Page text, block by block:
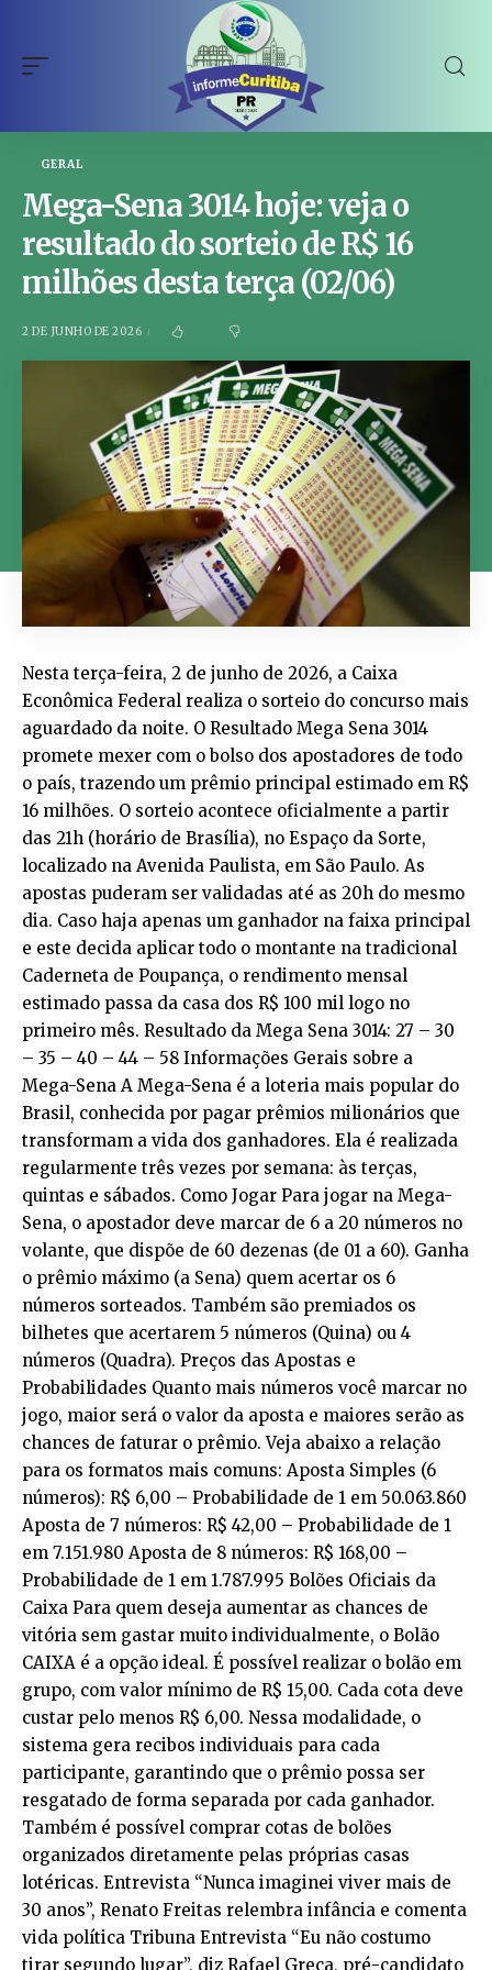
GERAL
Mega-Sena 3014 hoje: veja o
resultado do sorteio de R$ 16
milhões desta terça (02/06)
2 DE JUNHO DE 2026
Nesta terça-feira, 2 de junho de 2026, a Caixa
Econômica Federal realiza o sorteio do concurso mais
aguardado da noite. O Resultado Mega Sena 3014
promete mexer com o bolso dos apostadores de todo
o país, trazendo um prêmio principal estimado em R$
16 milhões. O sorteio acontece oficialmente a partir
das 21h (horário de Brasília), no Espaço da Sorte,
localizado na Avenida Paulista, em São Paulo. As
apostas puderam ser validadas até as 20h do mesmo
dia. Caso haja apenas um ganhador na faixa principal
e este decida aplicar todo o montante na tradicional
Caderneta de Poupança, o rendimento mensal
estimado passa da casa dos R$ 100 mil logo no
primeiro mês. Resultado da Mega Sena 3014: 27 – 30
– 35 – 40 – 44 – 58 Informações Gerais sobre a
Mega-Sena A Mega-Sena é a loteria mais popular do
Brasil, conhecida por pagar prêmios milionários que
transformam a vida dos ganhadores. Ela é realizada
regularmente três vezes por semana: às terças,
quintas e sábados. Como Jogar Para jogar na Mega-
Sena, o apostador deve marcar de 6 a 20 números no
volante, que dispõe de 60 dezenas (de 01 a 60). Ganha
o prêmio máximo (a Sena) quem acertar os 6
números sorteados. Também são premiados os
bilhetes que acertarem 5 números (Quina) ou 4
números (Quadra). Preços das Apostas e
Probabilidades Quanto mais números você marcar no
jogo, maior será o valor da aposta e maiores serão as
chances de faturar o prêmio. Veja abaixo a relação
para os formatos mais comuns: Aposta Simples (6
números): R$ 6,00 – Probabilidade de 1 em 50.063.860
Aposta de 7 números: R$ 42,00 – Probabilidade de 1
em 7.151.980 Aposta de 8 números: R$ 168,00 –
Probabilidade de 1 em 1.787.995 Bolões Oficiais da
Caixa Para quem deseja aumentar as chances de
vitória sem gastar muito individualmente, o Bolão
CAIXA é a opção ideal. É possível realizar o bolão em
grupo, com valor mínimo de R$ 15,00. Cada cota deve
custar pelo menos R$ 6,00. Nessa modalidade, o
sistema gera recibos individuais para cada
participante, garantindo que o prêmio possa ser
resgatado de forma separada por cada ganhador.
Também é possível comprar cotas de bolões
organizados diretamente pelas próprias casas
lotéricas. Entrevista “Nunca imaginei viver mais de
30 anos”, Renato Freitas relembra infância e comenta
vida política Tribuna Entrevista “Eu não costumo
tirar segundo lugar”, diz Rafael Greca, pré-candidato